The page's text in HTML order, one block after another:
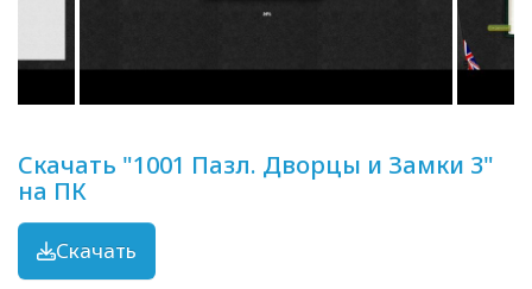
Скачать "1001 Пазл. Дворцы и Замки 3"
на ПК
Скачать